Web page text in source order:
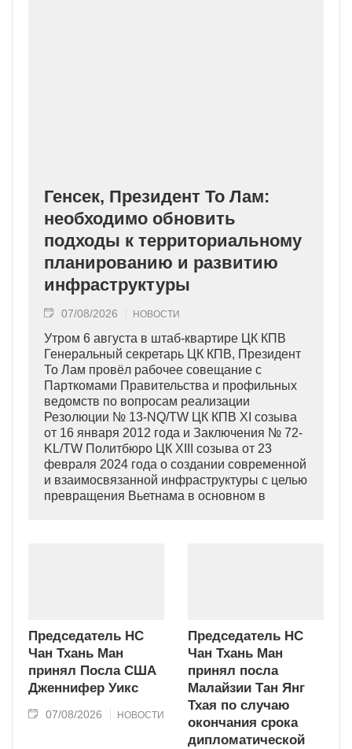
Генсек, Президент То Лам:
необходимо обновить
подходы к территориальному
планированию и развитию
инфраструктуры
07/08/2026 НОВОСТИ
Утром 6 августа в штаб-квартире ЦК КПВ
Генеральный секретарь ЦК КПВ, Президент
То Лам провёл рабочее совещание с
Парткомами Правительства и профильных
ведомств по вопросам реализации
Резолюции № 13-NQ/TW ЦК КПВ XI созыва
от 16 января 2012 года и Заключения № 72-
KL/TW Политбюро ЦК XIII созыва от 23
февраля 2024 года о создании современной
и взаимосвязанной инфраструктуры с целью
превращения Вьетнама в основном в
Председатель НС
Чан Тхань Ман
принял Посла США
Дженнифер Уикс
07/08/2026 НОВОСТИ
Председатель НС
Чан Тхань Ман
принял посла
Малайзии Тан Янг
Тхая по случаю
окончания срока
дипломатической